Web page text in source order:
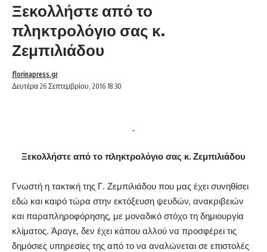
Ξεκολλήστε από το
πληκτρολόγιο σας κ.
Ζεμπιλιάδου
Δευτέρα 26 Σεπτεμβρίου, 2016 18:30
florinapress.gr
Ξεκολλήστε από το πληκτρολόγιο σας κ. Ζεμπιλιάδου
Γνωστή η τακτική της Γ. Ζεμπιλιάδου που μας έχει συνηθίσει
εδώ και καιρό τώρα στην εκτόξευση ψευδών, ανακριβειών
και παραπληροφόρησης, με μοναδικό στόχο τη δημιουργία
κλίματος. Άραγε, δεν έχει κάπου αλλού να προσφέρει τις
δημόσιες υπηρεσίες της από το να αναλώνεται σε επιστολές